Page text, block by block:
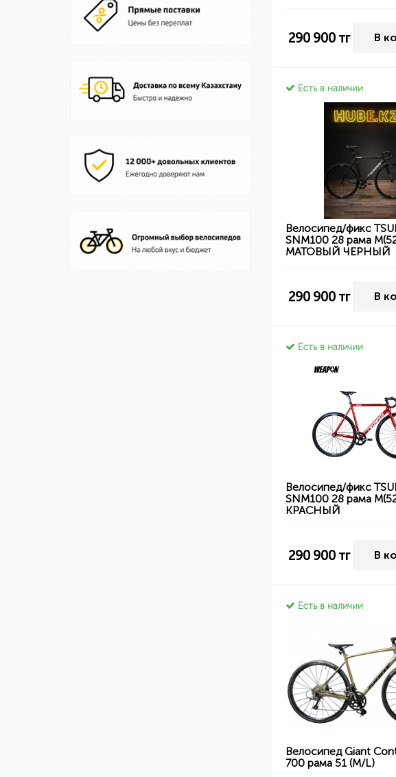
290 900тг В
Есть в наличии
Велосипед/фикс
SNM100 28 рама
МАТОВЫЙ ЧЕРНЫЙ
290 900тг В
Есть в наличии
Велосипед/фикс
SNM100 28 рама
КРАСНЫЙ
290 900тг В
Есть в наличии
Велосипед Giant
700 рама 51 (M/L)